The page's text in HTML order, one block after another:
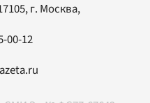
, г. Москва,
00-12